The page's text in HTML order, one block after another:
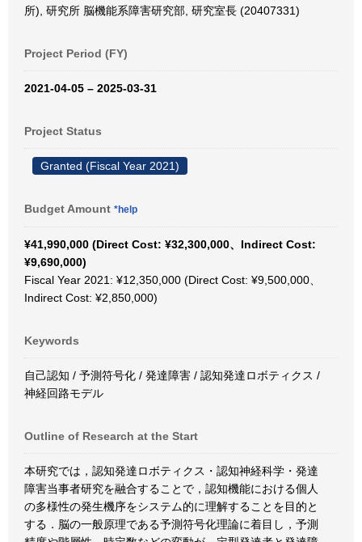
所), 研究所 脳機能系障害研究部, 研究室長 (20407331)
Project Period (FY)
2021-04-05 – 2025-03-31
Project Status
Granted (Fiscal Year 2021)
Budget Amount *help
¥41,990,000 (Direct Cost: ¥32,300,000、Indirect Cost:
¥9,690,000)
Fiscal Year 2021: ¥12,350,000 (Direct Cost: ¥9,500,000、
Indirect Cost: ¥2,850,000)
Keywords
自己認知 / 予測符号化 / 発達障害 / 認知発達ロボティクス /
神経回路モデル
Outline of Research at the Start
本研究では，認知発達ロボティクス・認知神経科学・発達
障害当事者研究を融合することで，認知機能における個人
の多様性の発生機序をシステム的に理解することを目的と
する．脳の一般原理である予測符号化理論に着目し，予測